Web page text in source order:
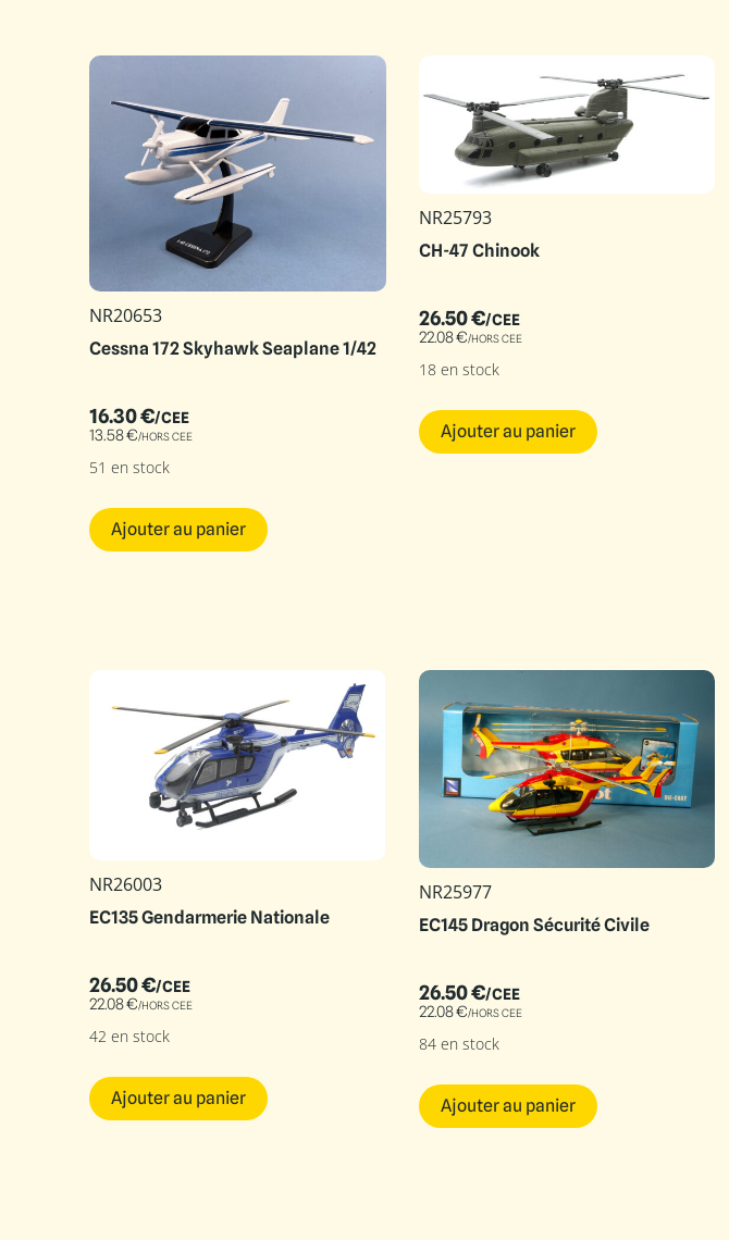
NR20653
Cessna 172 Skyhawk Seaplane 1/42
16.30€/CEE
13.58€/HORS CEE
51 en stock
Ajouter au panier
NR25793
CH-47 Chinook
26.50€/CEE
22.08€/HORS CEE
18 en stock
Ajouter au panier
NR26003
EC135 Gendarmerie Nationale
26.50€/CEE
22.08€/HORS CEE
42 en stock
Ajouter au panier
NR25977
EC145 Dragon Sécurité Civile
26.50€/CEE
22.08€/HORS CEE
84 en stock
Ajouter au panier